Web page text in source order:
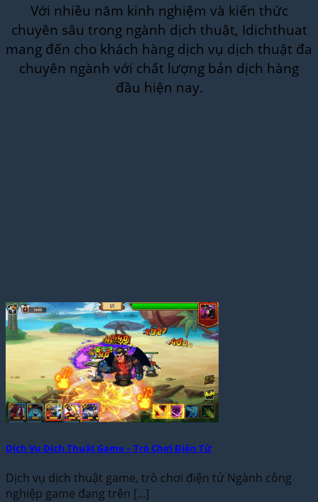
Với nhiều năm kinh nghiệm và kiến thức
chuyên sâu trong ngành dịch thuật, Idichthuat
mang đến cho khách hàng dịch vụ dịch thuật đa
chuyên ngành với chất lượng bản dịch hàng
đầu hiện nay.
Dịch Vụ Dịch Thuật Game – Trò Chơi Điện Tử
Dịch vụ dịch thuật game, trò chơi điện tử Ngành công
nghiệp game đang trên [...]